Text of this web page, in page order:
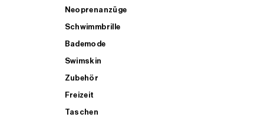
Neoprenanzüge
Schwimmbrille
Bademode
Swimskin
Zubehör
Freizeit
Taschen